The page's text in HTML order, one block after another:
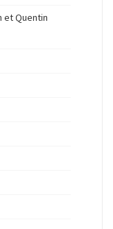
et Quentin